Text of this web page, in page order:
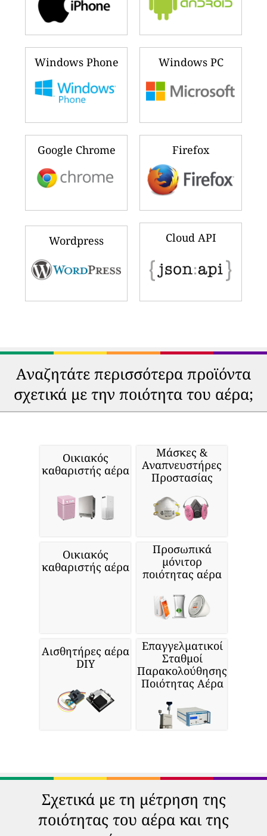
Windows Phone Windows PC
Google Chrome Firefox
Wordpress Cloud API
Αναζητάτε περισσότερα προϊόντα
σχετικά με την ποιότητα του αέρα;
Οικιακός
καθαριστής αέρα
Μάσκες &
Αναπνευστήρες
Προστασίας
Οικιακός
καθαριστής αέρα
Προσωπικά
μόνιτορ
ποιότητας αέρα
Αισθητήρες αέρα
DIY
Επαγγελματικοί
Σταθμοί
Παρακολούθησης
Ποιότητας Αέρα
Σχετικά με τη μέτρηση της
ποιότητας του αέρα και της